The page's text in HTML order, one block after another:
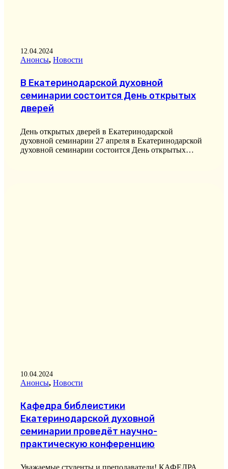
12.04.2024
Анонсы, Новости
В Екатеринодарской духовной
семинарии состоится День открытых
дверей
День открытых дверей в Екатеринодарской
духовной семинарии 27 апреля в Екатеринодарской
духовной семинарии состоится День открытых…
10.04.2024
Анонсы, Новости
Кафедра библеистики
Екатеринодарской духовной
семинарии проведёт научно-
практическую конференцию
Уважаемые студенты и преподаватели! КАФЕДРА